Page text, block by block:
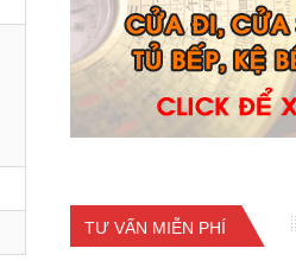
TƯ VẤN MIỄN PHÍ